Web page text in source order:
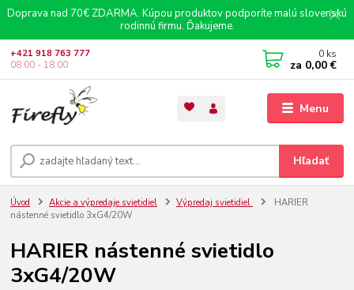
Doprava nad 70€ ZDARMA. Kúpou produktov podporíte malú slovenskú
rodinnú firmu. Ďakujeme.
Menu
Hľadať
+421 918 763 777
08.00 - 18.00
0 ks
za 0,00 €
Úvod Akcie a výpredaje svietidiel Výpredaj svietidiel
HARIER
nástenné svietidlo 3xG4/20W
HARIER nástenné svietidlo
3xG4/20W